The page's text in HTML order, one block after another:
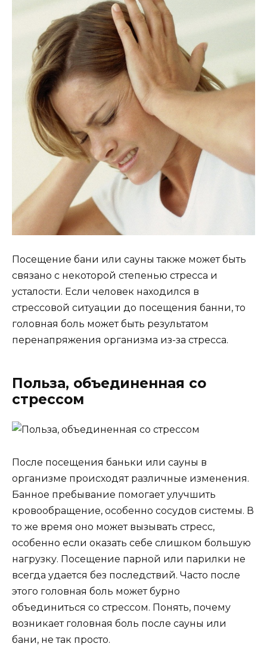
Посещение бани или сауны также может быть
связано с некоторой степенью стресса и
усталости. Если человек находился в
стрессовой ситуации до посещения банни, то
головная боль может быть результатом
перенапряжения организма из-за стресса.
Польза, объединенная со
стрессом
После посещения баньки или сауны в
организме происходят различные изменения.
Банное пребывание помогает улучшить
кровообращение, особенно сосудов системы. В
то же время оно может вызывать стресс,
особенно если оказать себе слишком большую
нагрузку. Посещение парной или парилки не
всегда удается без последствий. Часто после
этого головная боль может бурно
объединиться со стрессом. Понять, почему
возникает головная боль после сауны или
бани, не так просто.